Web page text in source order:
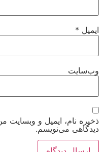
ایمیل *
وب‌سایت
ذخیره نام، ایمیل و وبسایت
دیدگاهی می‌نویسم.